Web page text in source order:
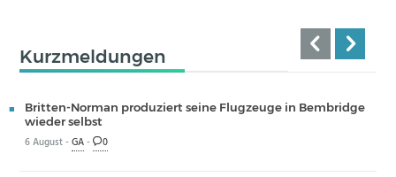
Kurzmeldungen
Britten-Norman produziert seine Flugzeuge in Bembridge
wieder selbst
6 August -GA- 0